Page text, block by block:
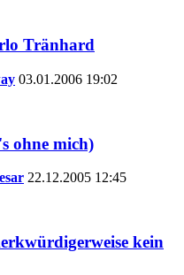
Tränhard
03.01.2006 19:02
ohne mich)
22.12.2005 12:45
kein